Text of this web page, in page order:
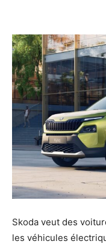
Skoda veut des
les véhicules